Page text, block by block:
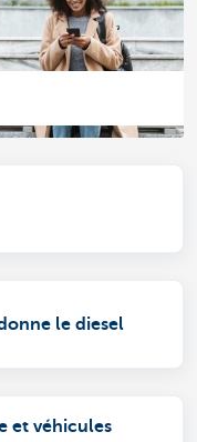
le diesel
et véhicules